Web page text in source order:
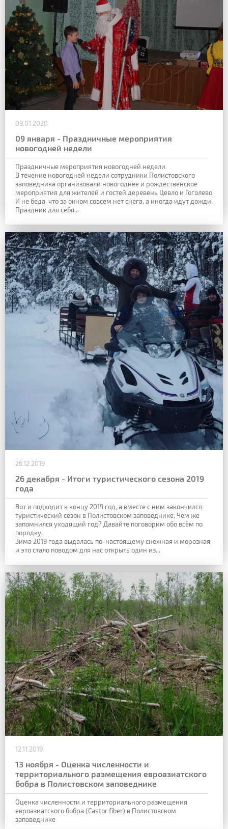
09.01.2020
09 января - Праздничные мероприятия
новогодней недели
Праздничные мероприятия новогодней недели
В течение новогодней недели сотрудники Полистовского
заповедника организовали новогоднее и рождественское
мероприятия для жителей и гостей деревень Цевло и Гоголево.
И не беда, что за окном совсем нет снега, а иногда идут дожди.
Праздник для себя...
26.12.2019
26 декабря - Итоги туристического сезона 2019
года
Вот и подходит к концу 2019 год, а вместе с ним закончился
туристический сезон в Полистовском заповеднике. Чем же
запомнился уходящий год? Давайте поговорим обо всём по
порядку.
Зима 2019 года выдалась по-настоящему снежная и морозная,
и это стало поводом для нас открыть один из...
12.11.2019
13 ноября - Оценка численности и
территориального размещения евроазиатского
бобра в Полистовском заповеднике
Оценка численности и территориального размещения
евроазиатского бобра (Castor fiber) в Полистовском
заповеднике